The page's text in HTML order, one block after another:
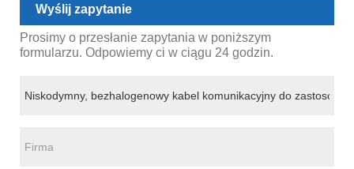
Wyślij zapytanie
Prosimy o przesłanie zapytania w poniższym
formularzu. Odpowiemy ci w ciągu 24 godzin.